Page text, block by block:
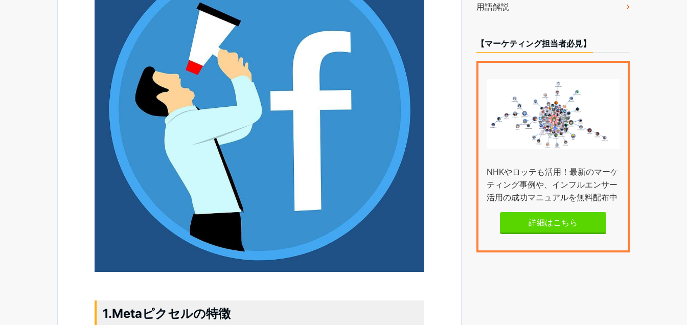
1.Metaピクセルの特徴
用語解説
【マーケティング担当者必見】
NHKやロッテも活用！最新のマーケ
ティング事例や、インフルエンサー
活用の成功マニュアルを無料配布中
詳細はこちら